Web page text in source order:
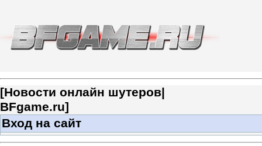
[Новости онлайн шутеров|
BFgame.ru]
Вход на сайт